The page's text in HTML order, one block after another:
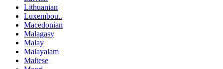
Lithuanian
Luxembou..
Macedonian
Malagasy
Malay
Malayalam
Maltese